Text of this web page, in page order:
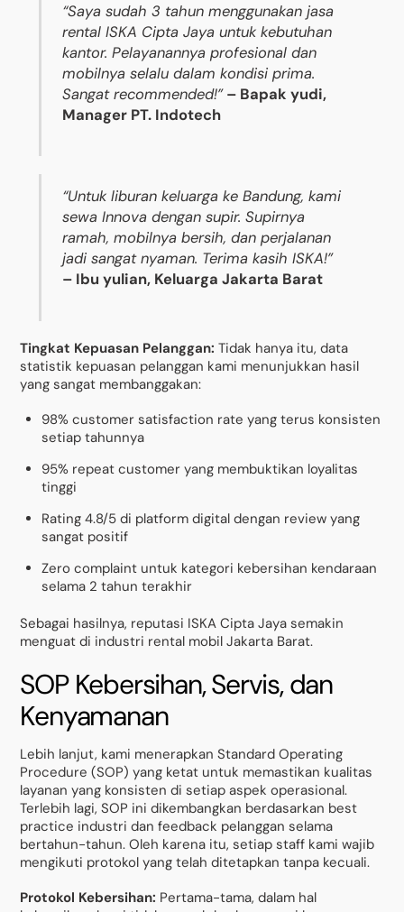
“Saya sudah 3 tahun menggunakan jasa
rental ISKA Cipta Jaya untuk kebutuhan
kantor. Pelayanannya profesional dan
mobilnya selalu dalam kondisi prima.
Sangat recommended!” – Bapak yudi,
Manager PT. Indotech
“Untuk liburan keluarga ke Bandung, kami
sewa Innova dengan supir. Supirnya
ramah, mobilnya bersih, dan perjalanan
jadi sangat nyaman. Terima kasih ISKA!”
– Ibu yulian, Keluarga Jakarta Barat
Tingkat Kepuasan Pelanggan: Tidak hanya itu, data
statistik kepuasan pelanggan kami menunjukkan hasil
yang sangat membanggakan:
98% customer satisfaction rate yang terus konsisten
setiap tahunnya
95% repeat customer yang membuktikan loyalitas
tinggi
Rating 4.8/5 di platform digital dengan review yang
sangat positif
Zero complaint untuk kategori kebersihan kendaraan
selama 2 tahun terakhir
Sebagai hasilnya, reputasi ISKA Cipta Jaya semakin
menguat di industri rental mobil Jakarta Barat.
SOP Kebersihan, Servis, dan
Kenyamanan
Lebih lanjut, kami menerapkan Standard Operating
Procedure (SOP) yang ketat untuk memastikan kualitas
layanan yang konsisten di setiap aspek operasional.
Terlebih lagi, SOP ini dikembangkan berdasarkan best
practice industri dan feedback pelanggan selama
bertahun-tahun. Oleh karena itu, setiap staff kami wajib
mengikuti protokol yang telah ditetapkan tanpa kecuali.
Protokol Kebersihan: Pertama-tama, dalam hal